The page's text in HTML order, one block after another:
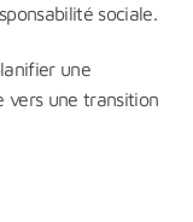
sociale.
une
vers une transition